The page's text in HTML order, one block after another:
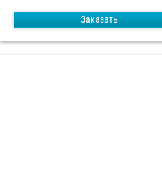
Заказать